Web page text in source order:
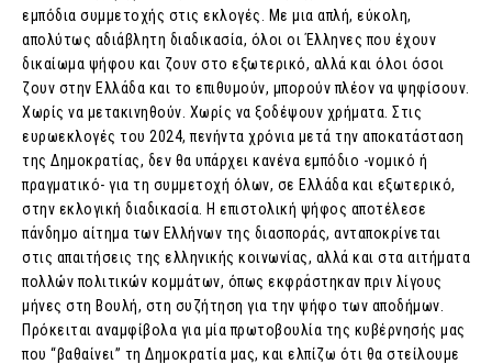
εμπόδια συμμετοχής στις εκλογές. Με μια απλή, εύκολη,
απολύτως αδιάβλητη διαδικασία, όλοι οι Έλληνες που έχουν
δικαίωμα ψήφου και ζουν στο εξωτερικό, αλλά και όλοι όσοι
ζουν στην Ελλάδα και το επιθυμούν, μπορούν πλέον να ψηφίσουν.
Χωρίς να μετακινηθούν. Χωρίς να ξοδέψουν χρήματα. Στις
ευρωεκλογές του 2024, πενήντα χρόνια μετά την αποκατάσταση
της Δημοκρατίας, δεν θα υπάρχει κανένα εμπόδιο -νομικό ή
πραγματικό- για τη συμμετοχή όλων, σε Ελλάδα και εξωτερικό,
στην εκλογική διαδικασία. Η επιστολική ψήφος αποτέλεσε
πάνδημο αίτημα των Ελλήνων της διασποράς, ανταποκρίνεται
στις απαιτήσεις της ελληνικής κοινωνίας, αλλά και στα αιτήματα
πολλών πολιτικών κομμάτων, όπως εκφράστηκαν πριν λίγους
μήνες στη Βουλή, στη συζήτηση για την ψήφο των αποδήμων.
Πρόκειται αναμφίβολα για μία πρωτοβουλία της κυβέρνησής μας
που “βαθαίνει” τη Δημοκρατία μας, και ελπίζω ότι θα στείλουμε